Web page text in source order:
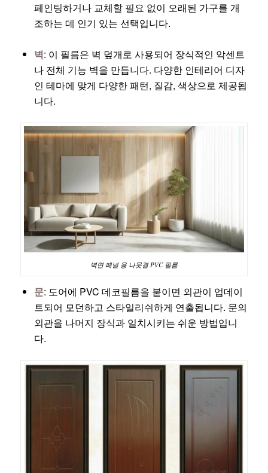
페인팅하거나 교체할 필요 없이 오래된 가구를 개
조하는 데 인기 있는 선택입니다.
벽: 이 필름은 벽 덮개로 사용되어 장식적인 악센트
나 전체 기능 벽을 만듭니다. 다양한 인테리어 디자
인 테마에 맞게 다양한 패턴, 질감, 색상으로 제공됩
니다.
벽면 패널 용 나뭇결 PVC 필름
문: 도어에 PVC 데코필름을 붙이면 외관이 업데이
트되어 모던하고 스타일리쉬하게 연출됩니다. 문의
외관을 나머지 장식과 일치시키는 쉬운 방법입니
다.